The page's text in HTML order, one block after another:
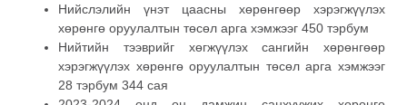
Нийслэлийн үнэт цаасны хөрөнгөөр хэрэгжүүлэх
хөрөнгө оруулалтын төсөл арга хэмжээг 450 тэрбум
Нийтийн тээврийг хөгжүүлэх сангийн хөрөнгөөр
хэрэгжүүлэх хөрөнгө оруулалтын төсөл арга хэмжээг
28 тэрбум 344 сая